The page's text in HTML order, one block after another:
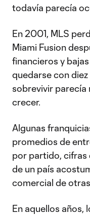
todavía parecía
En 2001, MLS
Miami Fusion
financieros y
quedarse con
sobrevivir
crecer.
Algunas
promedios de
por partido, cifras
de un país
comercial de
En aquellos años,